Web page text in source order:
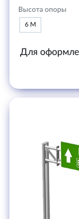
Высота опоры
6 М
Для